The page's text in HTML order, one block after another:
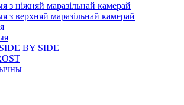
з ніжняй маразільнай камерай
з верхняй маразільнай камерай
BY SIDE